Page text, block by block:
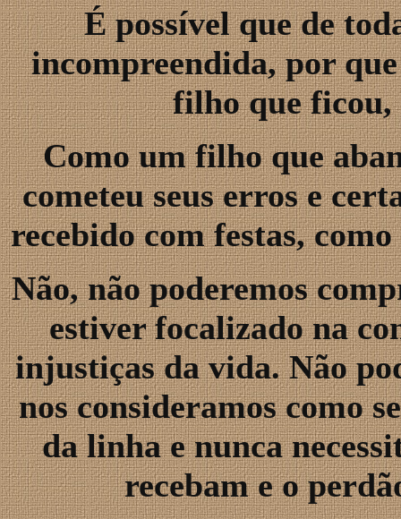
É possível que de
incompreendida, por
filho que
Como um filho que
cometeu seus erros e
recebido com festas,
Não, não poderemos
estiver focalizado na
injustiças da vida. Não
nos consideramos como
da linha e nunca
recebam e o